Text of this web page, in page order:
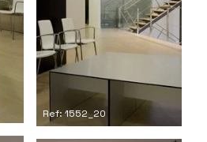
Ref: 1552_20